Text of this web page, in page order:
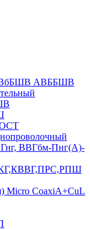
ВбБШВ АВББШВ
ВВГбм-Пнг(А)-
КГ,КВВГ,ПРС,РПШ
Micro CoaxiA+CuL